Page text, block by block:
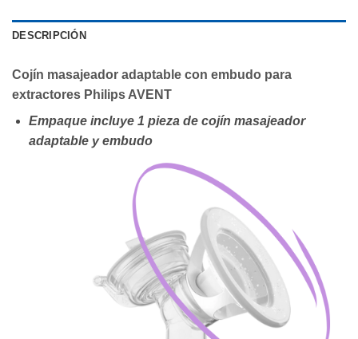
DESCRIPCIÓN
Cojín masajeador adaptable con embudo para
extractores Philips AVENT
Empaque incluye 1 pieza de cojín masajeador
adaptable y embudo